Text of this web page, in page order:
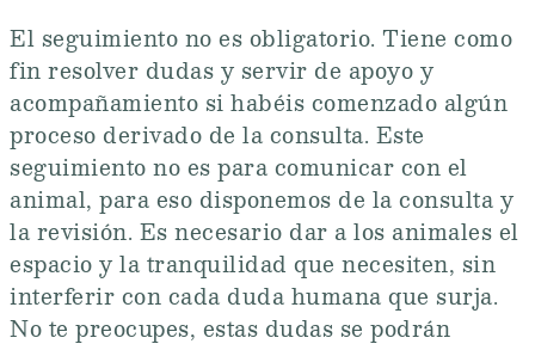
El seguimiento no es obligatorio. Tiene como
fin resolver dudas y servir de apoyo y
acompañamiento si habéis comenzado algún
proceso derivado de la consulta. Este
seguimiento no es para comunicar con el
animal, para eso disponemos de la consulta y
la revisión. Es necesario dar a los animales el
espacio y la tranquilidad que necesiten, sin
interferir con cada duda humana que surja.
No te preocupes, estas dudas se podrán